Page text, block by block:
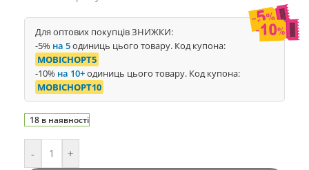
Для оптових покупців ЗНИЖКИ:
-5% на 5одиниць цього товару. Код купона:
MOBICHOPT5
-10% на 10+одиниць цього товару. Код купона:
MOBICHOPT10
18 в наявності
- +